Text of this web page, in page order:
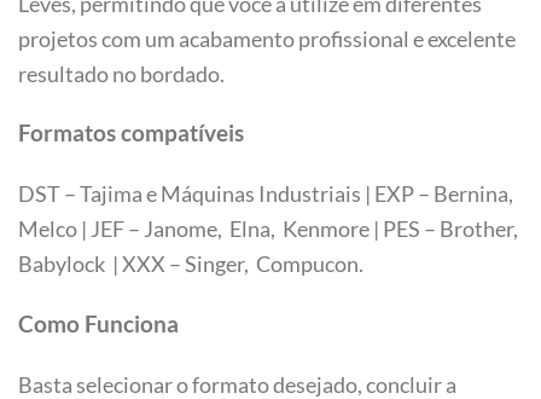
projetos com um acabamento profissional e excelente
resultado no bordado.
Formatos compatíveis
DST – Tajima e Máquinas Industriais | EXP – Bernina,
Melco | JEF – Janome, Elna, Kenmore | PES – Brother,
Babylock | XXX – Singer, Compucon.
Como Funciona
Basta selecionar o formato desejado, concluir a
Tamanhos